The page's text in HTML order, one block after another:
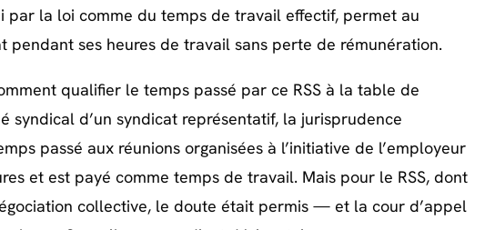
par la loi comme du temps de travail effectif, permet au
pendant ses heures de travail sans perte de rémunération.
qualifier le temps passé par ce RSS à la table de
syndical d’un syndicat représentatif, la jurisprudence
passé aux réunions organisées à l’initiative de l’employeur
et est payé comme temps de travail. Mais pour le RSS, dont
collective, le doute était permis — et la cour d’appel